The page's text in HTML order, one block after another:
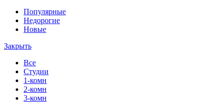
Популярные
Недорогие
Новые
Закрыть
Все
Студии
1-комн
2-комн
3-комн